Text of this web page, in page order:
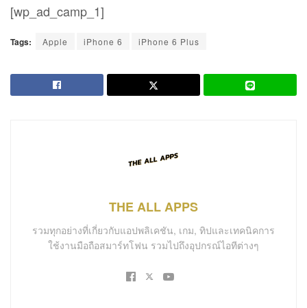
[wp_ad_camp_1]
Tags: Apple iPhone 6 iPhone 6 Plus
THE ALL APPS
รวมทุกอย่างที่เกี่ยวกับแอปพลิเคชัน, เกม, ทิปและเทคนิคการ
ใช้งานมือถือสมาร์ทโฟน รวมไปถึงอุปกรณ์ไอทีต่างๆ